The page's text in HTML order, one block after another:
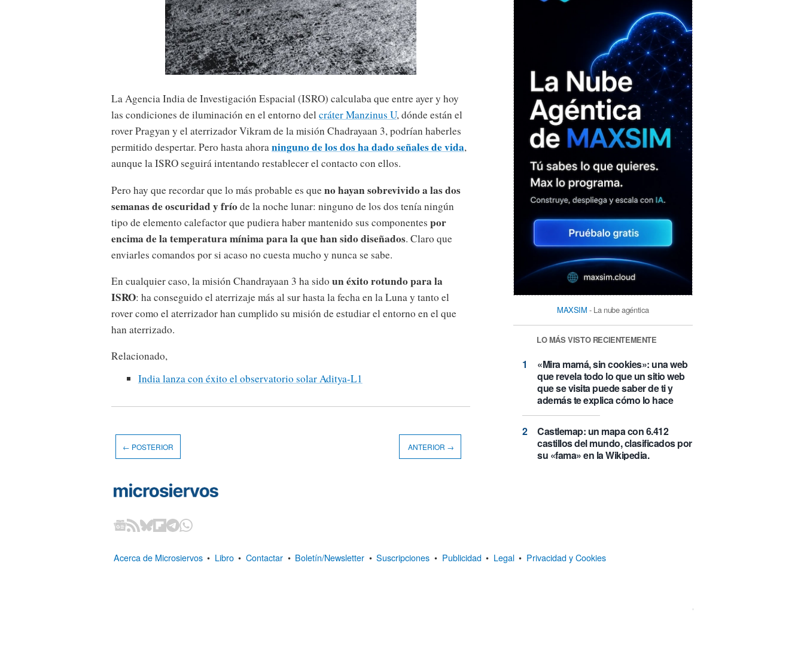
La Agencia India de Investigación Espacial (ISRO) calculaba que entre ayer y hoy
las condiciones de iluminación en el entorno delcráter Manzinus U, dónde están el
rover Pragyan y el aterrizador Vikram de la misión Chadrayaan 3, podrían haberles
permitido despertar. Pero hasta ahoraninguno de los dos ha dado señales de vida,
aunque la ISRO seguirá intentando restablecer el contacto con ellos.
Pero hay que recordar que lo más probable es queno hayan sobrevivido a las dos
semanas de oscuridad y fríode la noche lunar: ninguno de los dos tenía ningún
tipo de elemento calefactor que pudiera haber mantenido sus componentes por
encima de la temperatura mínima para la que han sido diseñados. Claro que
enviarles comandos por si acaso no cuesta mucho y nunca se sabe.
En cualquier caso, la misión Chandrayaan 3 ha sido un éxito rotundo para la
ISRO: ha conseguido el aterrizaje más al sur hasta la fecha en la Luna y tanto el
rover como el aterrizador han cumplido su misión de estudiar el entorno en el que
han aterrizado.
Relacionado,
India lanza con éxito el observatorio solar Aditya-L1
MAXSIM - La nube agéntica
LO MÁS VISTO RECIENTEMENTE
«Mira mamá, sin cookies»: una web
que revela todo lo que un sitio web
que se visita puede saber de ti y
además te explica cómo lo hace
Castlemap: un mapa con 6.412
castillos del mundo, clasificados por
su «fama» en la Wikipedia.
La botella π de 3,14 litros, que
← POSTERIOR ANTERIOR →
Acerca de Microsiervos • Libro • Contactar • Boletín/Newsletter • Suscripciones • Publicidad • Legal • Privacidad y Cookies